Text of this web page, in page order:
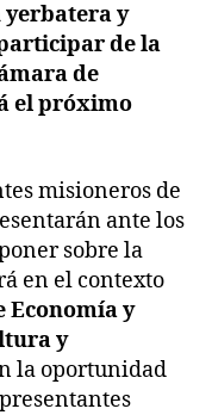
yerbatera y
de la
de
el próximo
misioneros de
ante los
sobre la
en el contexto
Economía y
y
la oportunidad